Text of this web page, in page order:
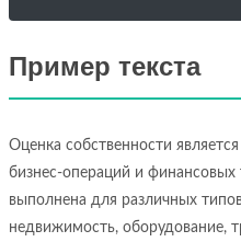
Пример текста
Оценка собственности
бизнес-операций и
выполнена для различных
недвижимость, оборудование,